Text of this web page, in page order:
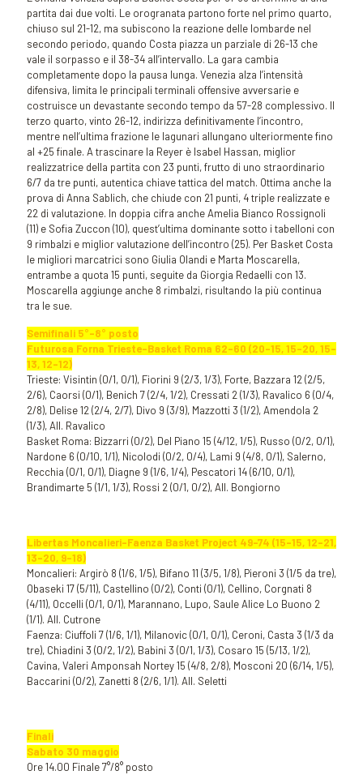
partita dai due volti. Le orogranata partono forte nel primo quarto,
chiuso sul 21-12, ma subiscono la reazione delle lombarde nel
secondo periodo, quando Costa piazza un parziale di 26-13 che
vale il sorpasso e il 38-34 all’intervallo. La gara cambia
completamente dopo la pausa lunga. Venezia alza l’intensità
difensiva, limita le principali terminali offensive avversarie e
costruisce un devastante secondo tempo da 57-28 complessivo. Il
terzo quarto, vinto 26-12, indirizza definitivamente l’incontro,
mentre nell’ultima frazione le lagunari allungano ulteriormente fino
al +25 finale. A trascinare la Reyer è Isabel Hassan, miglior
realizzatrice della partita con 23 punti, frutto di uno straordinario
6/7 da tre punti, autentica chiave tattica del match. Ottima anche la
prova di Anna Sablich, che chiude con 21 punti, 4 triple realizzate e
22 di valutazione. In doppia cifra anche Amelia Bianco Rossignoli
(11) e Sofia Zuccon (10), quest’ultima dominante sotto i tabelloni con
9 rimbalzi e miglior valutazione dell’incontro (25). Per Basket Costa
le migliori marcatrici sono Giulia Olandi e Marta Moscarella,
entrambe a quota 15 punti, seguite da Giorgia Redaelli con 13.
Moscarella aggiunge anche 8 rimbalzi, risultando la più continua
tra le sue.
Semifinali 5°-8° posto
Futurosa Forna Trieste-Basket Roma 62-60 (20-15, 15-20, 15-
13, 12-12)
Trieste: Visintin (0/1, 0/1), Fiorini 9 (2/3, 1/3), Forte, Bazzara 12 (2/5,
2/6), Caorsi (0/1), Benich 7 (2/4, 1/2), Cressati 2 (1/3), Ravalico 6 (0/4,
2/8), Delise 12 (2/4, 2/7), Divo 9 (3/9), Mazzotti 3 (1/2), Amendola 2
(1/3), All. Ravalico
Basket Roma: Bizzarri (0/2), Del Piano 15 (4/12, 1/5), Russo (0/2, 0/1),
Nardone 6 (0/10, 1/1), Nicolodi (0/2, 0/4), Lami 9 (4/8, 0/1), Salerno,
Recchia (0/1, 0/1), Diagne 9 (1/6, 1/4), Pescatori 14 (6/10, 0/1),
Brandimarte 5 (1/1, 1/3), Rossi 2 (0/1, 0/2), All. Bongiorno
Libertas Moncalieri-Faenza Basket Project 49-74 (15-15, 12-21,
13-20, 9-18)
Moncalieri: Argirò 8 (1/6, 1/5), Bifano 11 (3/5, 1/8), Pieroni 3 (1/5 da tre),
Obaseki 17 (5/11), Castellino (0/2), Conti (0/1), Cellino, Corgnati 8
(4/11), Occelli (0/1, 0/1), Marannano, Lupo, Saule Alice Lo Buono 2
(1/1). All. Cutrone
Faenza: Ciuffoli 7 (1/6, 1/1), Milanovic (0/1, 0/1), Ceroni, Casta 3 (1/3 da
tre), Chiadini 3 (0/2, 1/2), Babini 3 (0/1, 1/3), Cosaro 15 (5/13, 1/2),
Cavina, Valeri Amponsah Nortey 15 (4/8, 2/8), Mosconi 20 (6/14, 1/5),
Baccarini (0/2), Zanetti 8 (2/6, 1/1). All. Seletti
Finali
Sabato 30 maggio
Ore 14.00 Finale 7°/8° posto